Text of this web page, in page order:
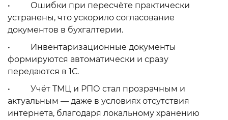
• Ошибки при пересчёте практически
устранены, что ускорило согласование
документов в бухгалтерии.
• Инвентаризационные документы
формируются автоматически и сразу
передаются в 1С.
• Учёт ТМЦ и РПО стал прозрачным и
актуальным — даже в условиях отсутствия
интернета, благодаря локальному хранению